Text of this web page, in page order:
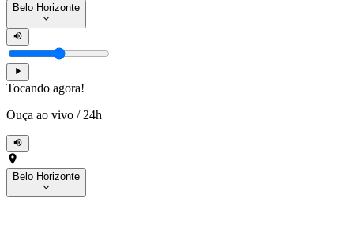
Belo Horizonte
Tocando agora!
Ouça ao vivo / 24h
Belo Horizonte